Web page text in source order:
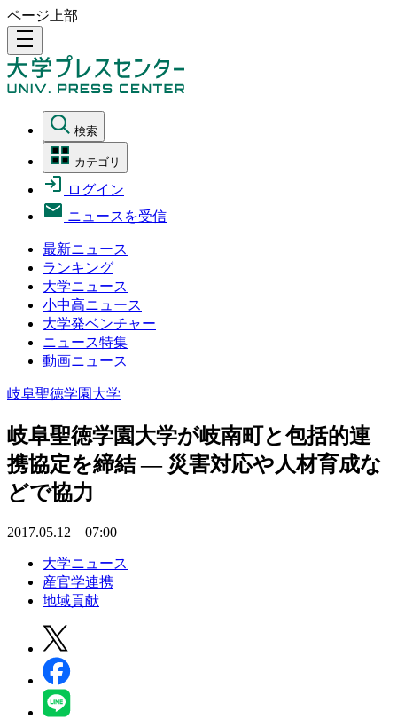
ページ上部
density_medium
検索
カテゴリ
ログイン
ニュースを受信
最新ニュース
ランキング
大学ニュース
小中高ニュース
大学発ベンチャー
ニュース特集
動画ニュース
岐阜聖徳学園大学
岐阜聖徳学園大学が岐南町と包括的連
携協定を締結 — 災害対応や人材育成な
どで協力
2017.05.12 07:00
大学ニュース
産官学連携
地域貢献